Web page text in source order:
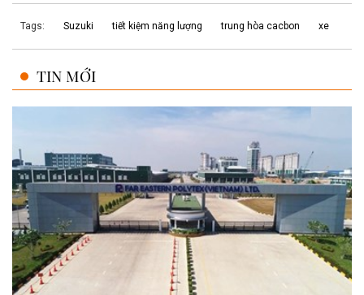
Tags: Suzuki tiết kiệm năng lượng trung hòa cacbon xe
TIN MỚI